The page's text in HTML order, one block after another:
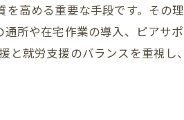
利用開始までの流れ
や連絡体制も要チェック
手続きの疑問を解消
高める重要な手段です。その
所や在宅作業の導入、ピアサ
就労支援のバランスを重視